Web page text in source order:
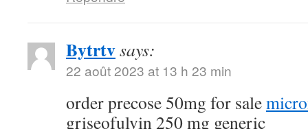
Bytrtvsays:
22 août 2023 at 13 h 23 min
order precose 50mg for sale
griseofulvin 250 mg generic